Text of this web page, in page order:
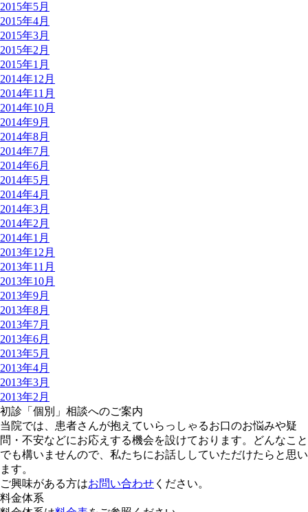
2015年5月
2015年4月
2015年3月
2015年2月
2015年1月
2014年12月
2014年11月
2014年10月
2014年9月
2014年8月
2014年7月
2014年6月
2014年5月
2014年4月
2014年3月
2014年2月
2014年1月
2013年12月
2013年11月
2013年10月
2013年9月
2013年8月
2013年7月
2013年6月
2013年5月
2013年4月
2013年3月
2013年2月
初診「個別」相談へのご案内
当院では、患者さんが抱えていらっしゃるお口のお悩みや疑
問・不安などにお応えする機会を設けております。どんなこと
でも構いませんので、私たちにお話ししていただけたらと思い
ます。
ご興味がある方はお問い合わせ ください。
料金体系